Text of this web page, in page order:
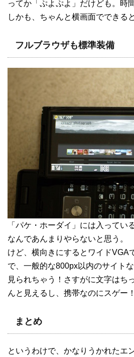
ってか「ぷよぷよ」だけども。時
しかも、ちゃんと横画面でできる
フルブラウザも標準装備
「パケ・ホーダイ」には入ってい
なんであんまりやらないと思う。
けど、横向きにするとワイドVGA
で、一般的な800px以内のサイト
見られちゃう！さすがに文字はち
んと見えるし、携帯なのにスゲー！
まとめ
というわけで、かなりうかれたエ